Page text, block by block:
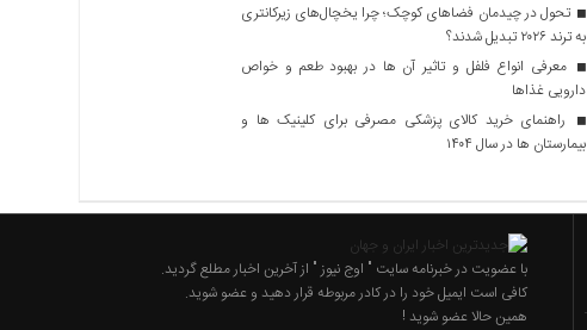
تحول در چیدمان فضاهای کوچک؛ چرا یخچال‌های زیرکانتری
به ترند ۲۰۲۶ تبدیل شدند؟
معرفی انواع فلفل و تاثیر آن ‌ها در بهبود طعم و خواص
دارویی غذاها
راهنمای خرید کالای پزشکی مصرفی برای کلینیک ها و
بیمارستان ها در سال ۱۴۰۴
با عضویت در خبرنامه سایت " اوج نیوز " از آخرین اخبار مطلع گردید.
کافی است ایمیل خود را در کادر مربوطه قرار دهید و عضو شوید.
همین حالا عضو شوید !